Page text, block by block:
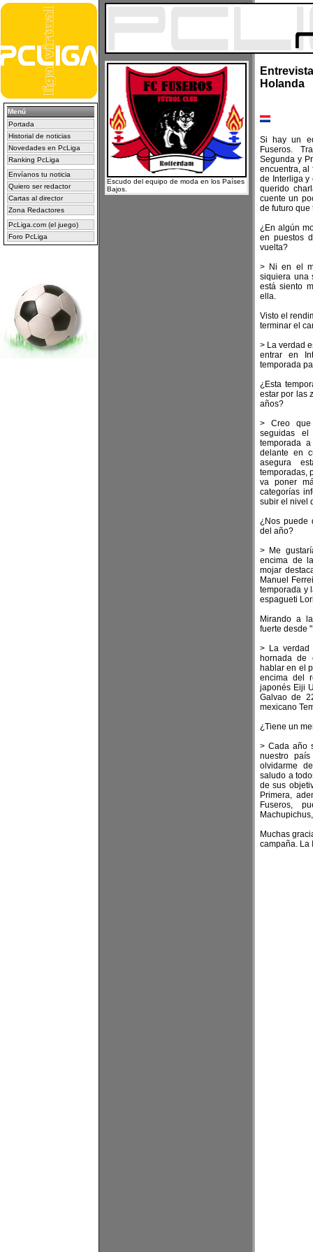
Menú
Portada
Historial de noticias
Novedades en PcLiga
Ranking PcLiga
Envíanos tu noticia
Quiero ser redactor
Cartas al director
Zona Redactores
PcLiga.com (el juego)
Foro PcLiga
Escudo del equipo de moda en los Países
Bajos.
Holanda
Si hay un
Fuseros.
Segunda y
encuentra, al
de Interliga y
querido
cuente un
de futuro que
¿En algún
en puestos
vuelta?
> Ni en el
siquiera una
está siento
ella.
Visto el
terminar el
> La verdad
entrar en
temporada
¿Esta
estar por las
años?
> Creo que
seguidas
temporada
delante en
asegura
temporadas,
va poner
categorías
subir el nivel
¿Nos puede
del año?
> Me
encima de
mojar
Manuel
temporada y
espagueti
Mirando a
fuerte desde
> La verdad
hornada de
hablar en el
encima del
japonés Eiji
Galvao de
mexicano
¿Tiene un
> Cada año
nuestro
olvidarme
saludo a
de sus
Primera,
Fuseros,
Muchas
campaña. La